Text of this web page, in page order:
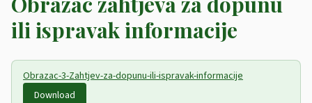
ili ispravak informacije
Obrazac-3-Zahtjev-za-dopunu-ili-ispravak-informacije
Download